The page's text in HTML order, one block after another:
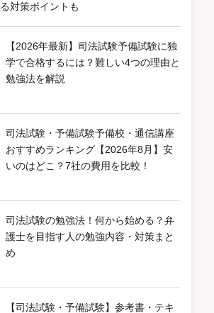
対策ポイントも
【2026年最新】司法試験予備試験に独
学で合格するには？難しい4つの理由と
勉強法を解説
司法試験・予備試験予備校・通信講座
おすすめランキング【2026年8月】安
いのはどこ？7社の費用を比較！
司法試験の勉強法！何から始める？弁
護士を目指す人の勉強内容・対策まと
め
【司法試験・予備試験】参考書・テキ